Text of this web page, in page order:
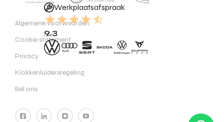
Werkplaatsafspraak
9.3
Algemene voorwaarden
Cookie statement
Privacy
Klokkenluidersregeling
Bel ons